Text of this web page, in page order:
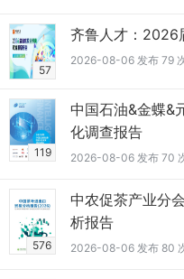
57
齐鲁人才：2026
2026-08-06 发布 79
119
中国石油&金蝶&
化调查报告
2026-08-06 发布 70
576
中农促茶产业分
析报告
2026-08-06 发布 80